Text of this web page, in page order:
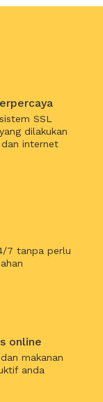
SSL
dilakukan
internet
7 tanpa perlu
online
makanan
anda